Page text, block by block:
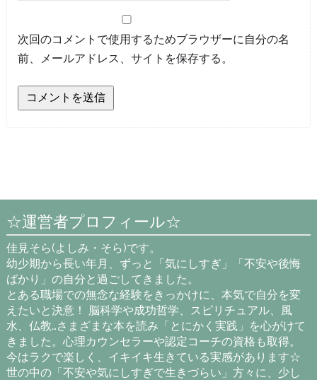
次回のコメントで使用するためブラウザーに自分の名
前、メールアドレス、サイトを保存する。
☆運営者プロフィール☆
佳見そら(よしみ・そら)です。
幼少期から長い年月、ずっと「気にしすぎ」「不安や後悔
ばかり」の自分と過ごしてきました。
とある職場での無念な経験をきっかけに、本気で自分を変
えたいと決意！ 脳科学や成功哲学、スピリチュアル、風
水、仏教…さまざまな本を読み「とにかく実践」を心がけて
きました。心理カウンセラーや認定コーチの資格も取得。
今はラクで楽しく、イキイキ生きている実感があります☆
世の中の「不安や気にしすぎで生きづらい」方々に、少し